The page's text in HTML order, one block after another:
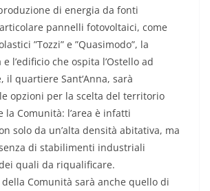
di energia da fonti
pannelli fotovoltaici, come
”Tozzi” e ”Quasimodo”, la
l’edificio che ospita l’Ostello ad
il quartiere Sant‘Anna, sarà
opzioni per la scelta del territorio
la Comunità: l’area è infatti
solo da un’alta densità abitativa, ma
di stabilimenti industriali
quali da riqualificare.
Comunità sarà anche quello di